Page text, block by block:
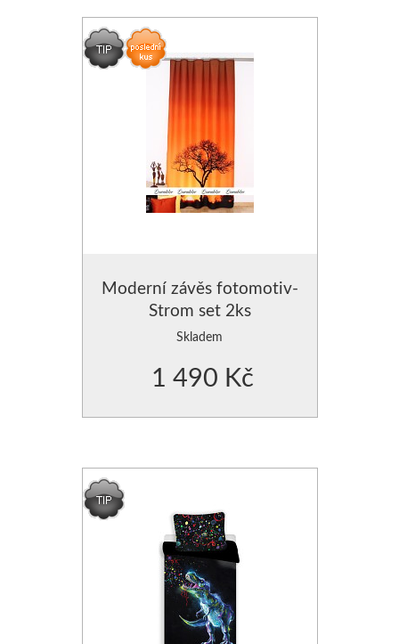
Moderní závěs fotomotiv-
Strom set 2ks
Skladem
1 490 Kč